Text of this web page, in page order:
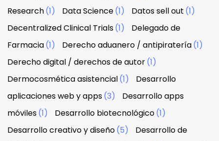
Research(1) Data Science(1) Datos sell out (1)
Decentralized Clinical Trials(1)
Delegado de
Farmacia(1) Derecho aduanero / antipiratería(1)
Derecho digital / derechos de autor(1)
Dermocosmética asistencial(1)
Desarrollo
aplicaciones web y apps(3)
Desarrollo apps
móviles(1) Desarrollo biotecnológico(1)
Desarrollo creativo y diseño(5)
Desarrollo de